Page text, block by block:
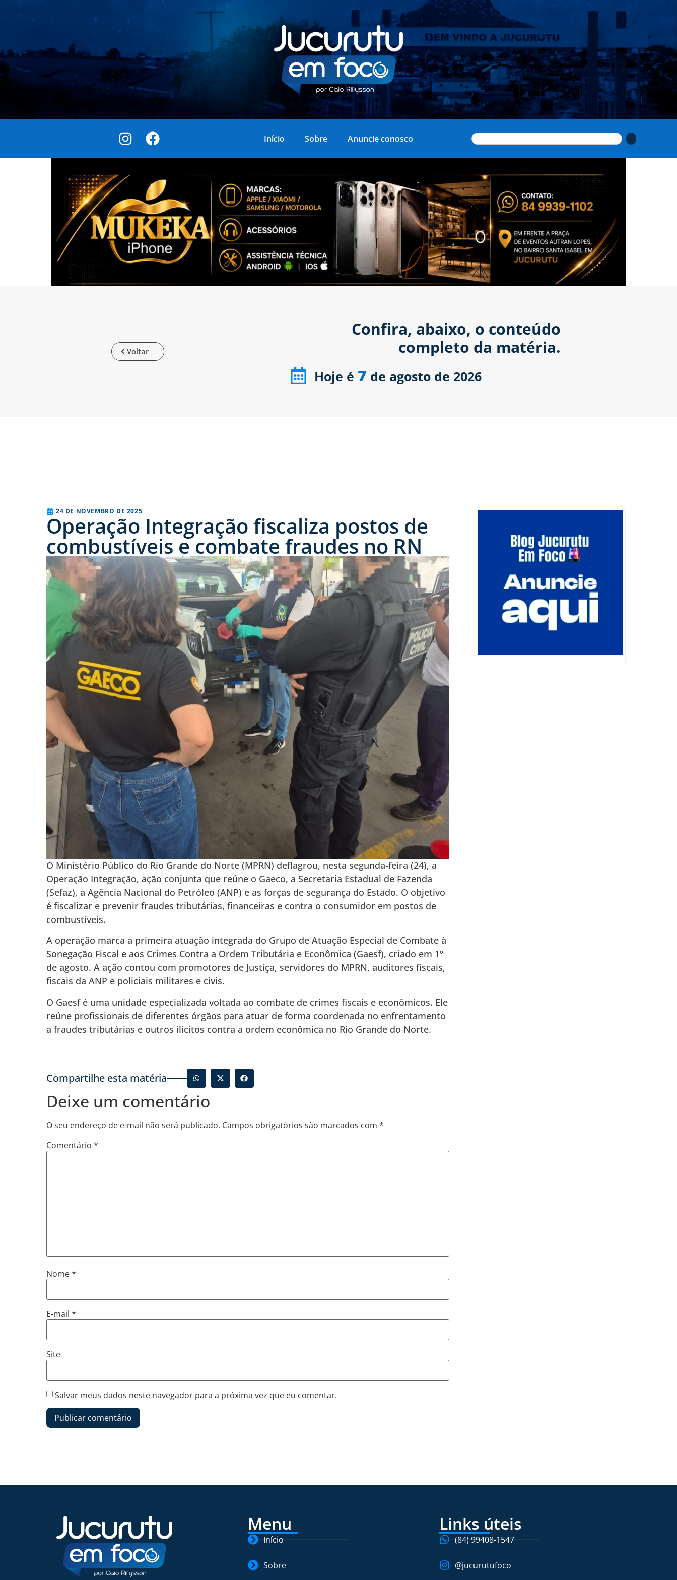
Início Sobre Anuncie conosco
Voltar
Confira, abaixo, o conteúdo
completo da matéria.
Hoje é 7 de agosto de 2026
24 DE NOVEMBRO DE 2025
Operação Integração fiscaliza postos de
combustíveis e combate fraudes no RN
O Ministério Público do Rio Grande do Norte (MPRN) deflagrou, nesta segunda-feira (24), a
Operação Integração, ação conjunta que reúne o Gaeco, a Secretaria Estadual de Fazenda
(Sefaz), a Agência Nacional do Petróleo (ANP) e as forças de segurança do Estado. O objetivo
é fiscalizar e prevenir fraudes tributárias, financeiras e contra o consumidor em postos de
combustíveis.
A operação marca a primeira atuação integrada do Grupo de Atuação Especial de Combate à
Sonegação Fiscal e aos Crimes Contra a Ordem Tributária e Econômica (Gaesf), criado em 1º
de agosto. A ação contou com promotores de Justiça, servidores do MPRN, auditores fiscais,
fiscais da ANP e policiais militares e civis.
O Gaesf é uma unidade especializada voltada ao combate de crimes fiscais e econômicos. Ele
reúne profissionais de diferentes órgãos para atuar de forma coordenada no enfrentamento
a fraudes tributárias e outros ilícitos contra a ordem econômica no Rio Grande do Norte.
Compartilhe esta matéria
Deixe um comentário
O seu endereço de e-mail não será publicado. Campos obrigatórios são marcados com *
Comentário *
Nome*
E-mail *
Site
Salvar meus dados neste navegador para a próxima vez que eu comentar.
Menu
Início
Sobre
Links úteis
(84) 99408-1547
@jucurutufoco